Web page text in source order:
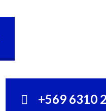
+569 6310